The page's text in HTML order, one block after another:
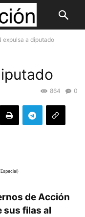
expulsa a diputado
0
864
(Especial)
de Acción
sus filas al